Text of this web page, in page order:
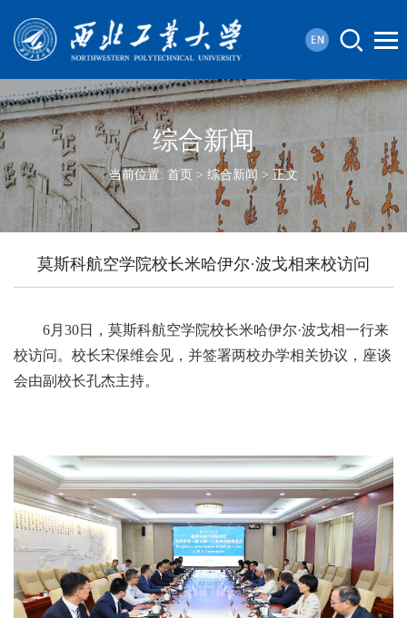
综合新闻
当前位置: 首页 > 综合新闻 > 正文
莫斯科航空学院校长米哈伊尔·波戈相来校访问
6月30日，莫斯科航空学院校长米哈伊尔·波戈相一行来
校访问。校长宋保维会见，并签署两校办学相关协议，座谈
会由副校长孔杰主持。